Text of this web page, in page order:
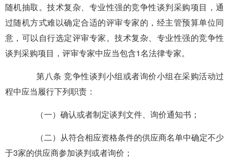
随机抽取。技术复杂、专业性强的竞争性谈判采购项目，通
过随机方式难以确定合适的评审专家的，经主管预算单位同
意，可以自行选定评审专家。技术复杂、专业性强的竞争性
谈判采购项目，评审专家中应当包含1名法律专家。
第八条 竞争性谈判小组或者询价小组在采购活动过
程中应当履行下列职责：
（一）确认或者制定谈判文件、询价通知书；
（二）从符合相应资格条件的供应商名单中确定不少
于3家的供应商参加谈判或者询价；